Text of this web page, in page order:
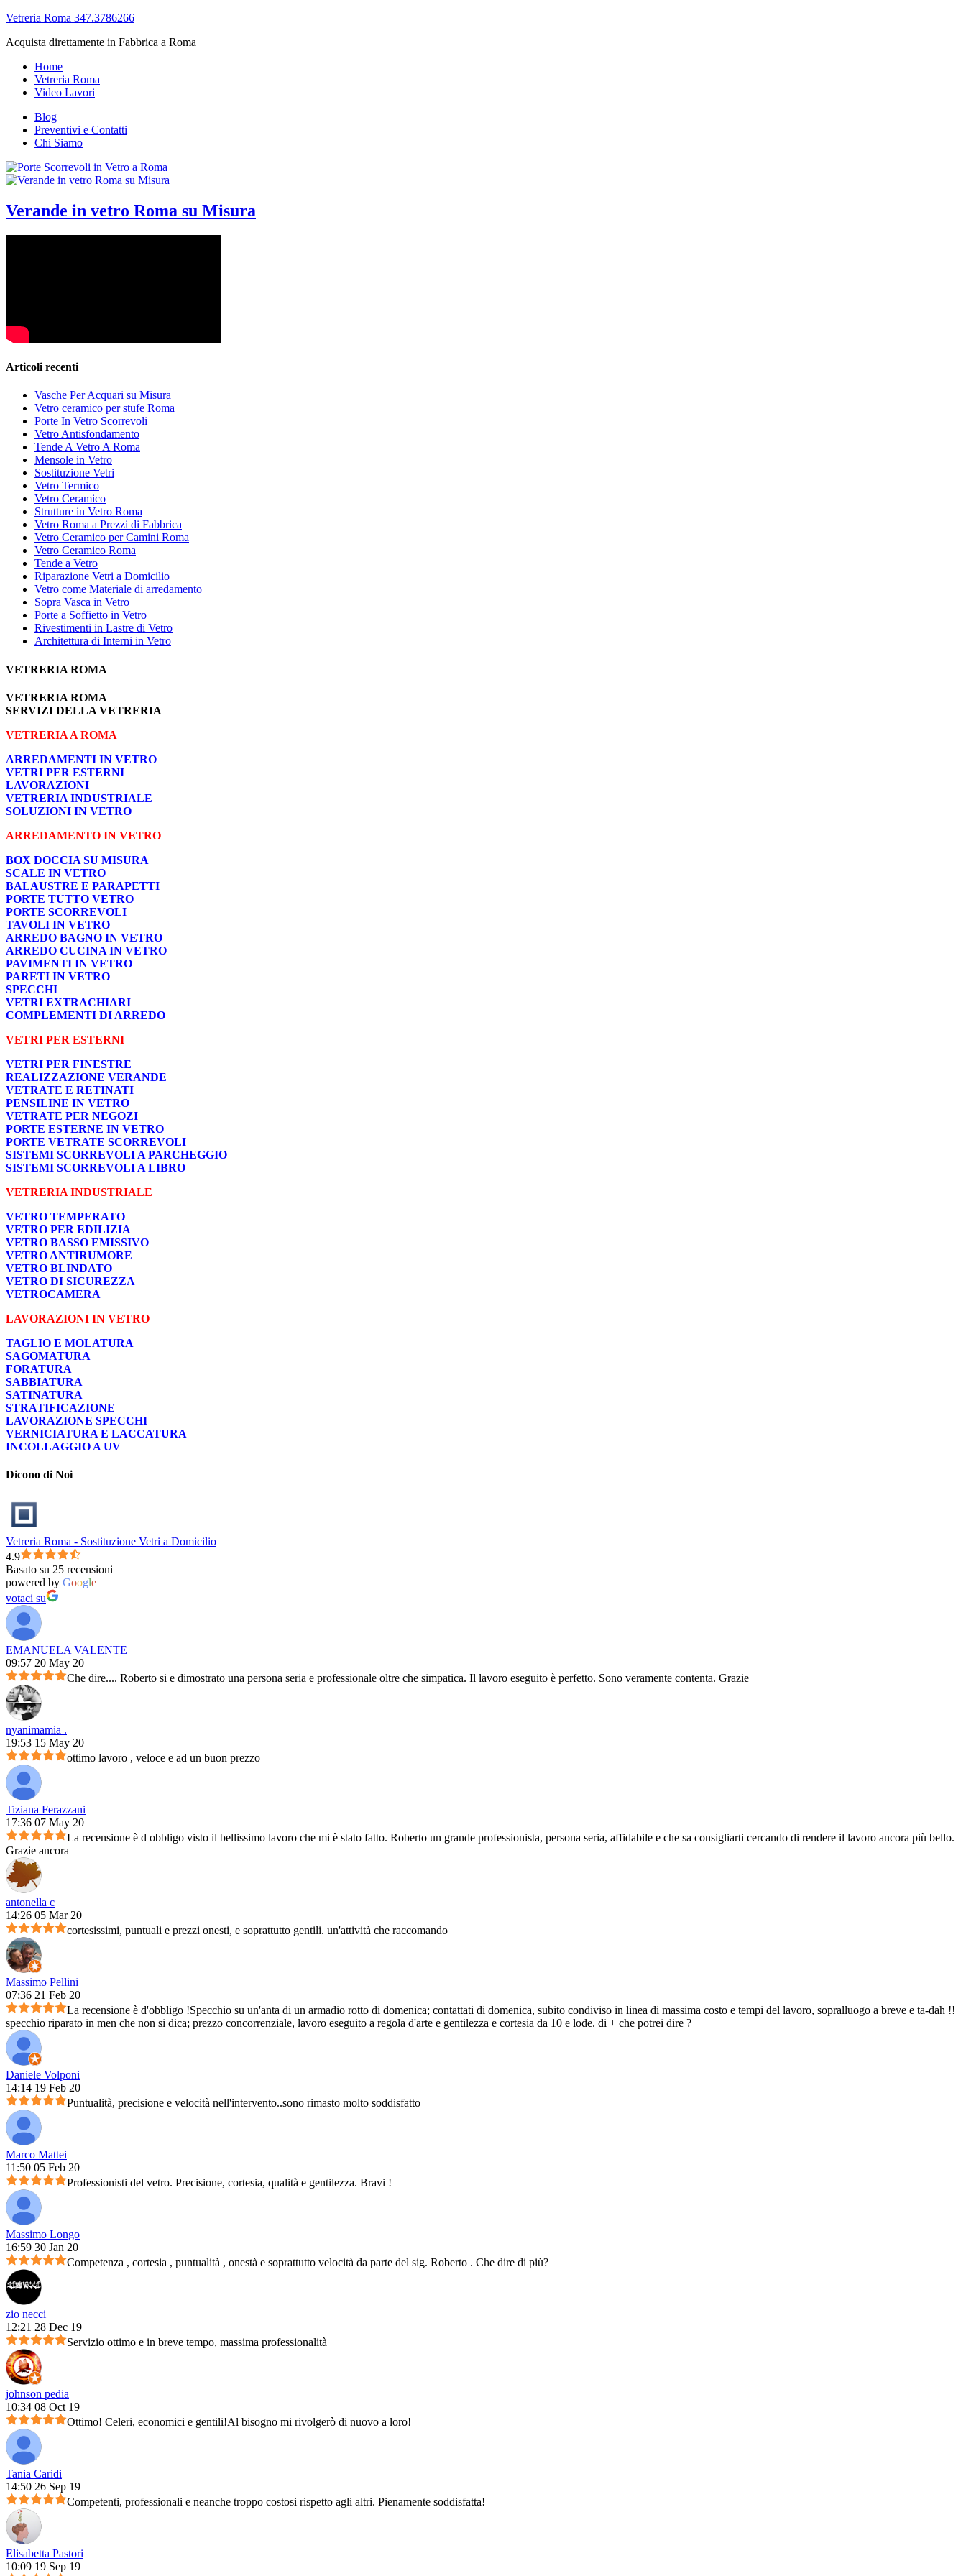
Vetreria Roma 347.3786266
Acquista direttamente in Fabbrica a Roma
Home
Vetreria Roma
Video Lavori
Blog
Preventivi e Contatti
Chi Siamo
Verande in vetro Roma su Misura
Articoli recenti
Vasche Per Acquari su Misura
Vetro ceramico per stufe Roma
Porte In Vetro Scorrevoli
Vetro Antisfondamento
Tende A Vetro A Roma
Mensole in Vetro
Sostituzione Vetri
Vetro Termico
Vetro Ceramico
Strutture in Vetro Roma
Vetro Roma a Prezzi di Fabbrica
Vetro Ceramico per Camini Roma
Vetro Ceramico Roma
Tende a Vetro
Riparazione Vetri a Domicilio
Vetro come Materiale di arredamento
Sopra Vasca in Vetro
Porte a Soffietto in Vetro
Rivestimenti in Lastre di Vetro
Architettura di Interni in Vetro
VETRERIA ROMA
VETRERIA ROMA
SERVIZI DELLA VETRERIA
VETRERIA A ROMA
ARREDAMENTI IN VETRO
VETRI PER ESTERNI
LAVORAZIONI
VETRERIA INDUSTRIALE
SOLUZIONI IN VETRO
ARREDAMENTO IN VETRO
BOX DOCCIA SU MISURA
SCALE IN VETRO
BALAUSTRE E PARAPETTI
PORTE TUTTO VETRO
PORTE SCORREVOLI
TAVOLI IN VETRO
ARREDO BAGNO IN VETRO
ARREDO CUCINA IN VETRO
PAVIMENTI IN VETRO
PARETI IN VETRO
SPECCHI
VETRI EXTRACHIARI
COMPLEMENTI DI ARREDO
VETRI PER ESTERNI
VETRI PER FINESTRE
REALIZZAZIONE VERANDE
VETRATE E RETINATI
PENSILINE IN VETRO
VETRATE PER NEGOZI
PORTE ESTERNE IN VETRO
PORTE VETRATE SCORREVOLI
SISTEMI SCORREVOLI A PARCHEGGIO
SISTEMI SCORREVOLI A LIBRO
VETRERIA INDUSTRIALE
VETRO TEMPERATO
VETRO PER EDILIZIA
VETRO BASSO EMISSIVO
VETRO ANTIRUMORE
VETRO BLINDATO
VETRO DI SICUREZZA
VETROCAMERA
LAVORAZIONI IN VETRO
TAGLIO E MOLATURA
SAGOMATURA
FORATURA
SABBIATURA
SATINATURA
STRATIFICAZIONE
LAVORAZIONE SPECCHI
VERNICIATURA E LACCATURA
INCOLLAGGIO A UV
Dicono di Noi
Vetreria Roma - Sostituzione Vetri a Domicilio
4.9
Basato su 25 recensioni
powered by Google
votaci su
EMANUELA VALENTE
09:57 20 May 20
Che dire.... Roberto si e dimostrato una persona seria e professionale oltre che simpatica. Il lavoro eseguito è perfetto. Sono veramente contenta. Grazie
nyanimamia .
19:53 15 May 20
ottimo lavoro , veloce e ad un buon prezzo
Tiziana Ferazzani
17:36 07 May 20
La recensione è d obbligo visto il bellissimo lavoro che mi è stato fatto. Roberto un grande professionista, persona seria, affidabile e che sa consigliarti cercando di rendere il lavoro ancora più bello.
Grazie ancora
antonella c
14:26 05 Mar 20
cortesissimi, puntuali e prezzi onesti, e soprattutto gentili. un'attività che raccomando
Massimo Pellini
07:36 21 Feb 20
La recensione è d'obbligo !Specchio su un'anta di un armadio rotto di domenica; contattati di domenica, subito condiviso in linea di massima costo e tempi del lavoro, sopralluogo a breve e ta-dah !!
specchio riparato in men che non si dica; prezzo concorrenziale, lavoro eseguito a regola d'arte e gentilezza e cortesia da 10 e lode. di + che potrei dire ?
Daniele Volponi
14:14 19 Feb 20
Puntualità, precisione e velocità nell'intervento..sono rimasto molto soddisfatto
Marco Mattei
11:50 05 Feb 20
Professionisti del vetro. Precisione, cortesia, qualità e gentilezza. Bravi !
Massimo Longo
16:59 30 Jan 20
Competenza , cortesia , puntualità , onestà e soprattutto velocità da parte del sig. Roberto . Che dire di più?
zio necci
12:21 28 Dec 19
Servizio ottimo e in breve tempo, massima professionalità
johnson pedia
10:34 08 Oct 19
Ottimo! Celeri, economici e gentili!Al bisogno mi rivolgerò di nuovo a loro!
Tania Caridi
14:50 26 Sep 19
Competenti, professionali e neanche troppo costosi rispetto agli altri. Pienamente soddisfatta!
Elisabetta Pastori
10:09 19 Sep 19